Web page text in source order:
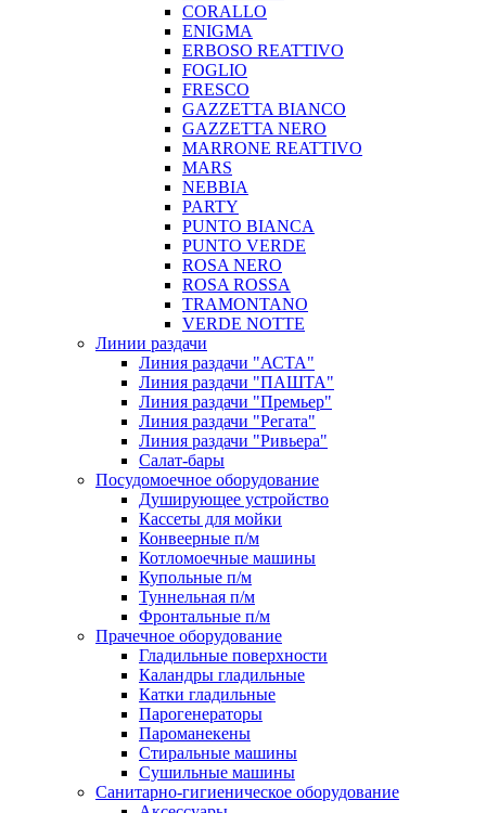
CORALLO
ENIGMA
ERBOSO REATTIVO
FOGLIO
FRESCO
GAZZETTA BIANCO
GAZZETTA NERO
MARRONE REATTIVO
MARS
NEBBIA
PARTY
PUNTO BIANCA
PUNTO VERDE
ROSA NERO
ROSA ROSSA
TRAMONTANO
VERDE NOTTE
Линии раздачи
Линия раздачи "АСТА"
Линия раздачи "ПАШТА"
Линия раздачи "Премьер"
Линия раздачи "Регата"
Линия раздачи "Ривьера"
Салат-бары
Посудомоечное оборудование
Душирующее устройство
Кассеты для мойки
Конвеерные п/м
Котломоечные машины
Купольные п/м
Туннельная п/м
Фронтальные п/м
Прачечное оборудование
Гладильные поверхности
Каландры гладильные
Катки гладильные
Парогенераторы
Пароманекены
Стиральные машины
Сушильные машины
Санитарно-гигиеническое оборудование